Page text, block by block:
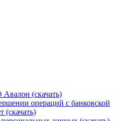
(скачать)
операций с банковской
(скачать)